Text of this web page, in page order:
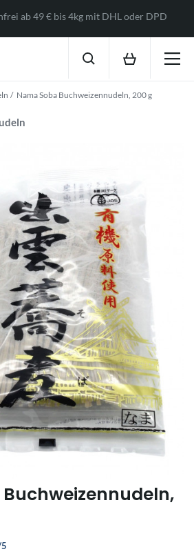
ab 49 € bis 4kg mit DHL oder DPD
Nama Soba Buchweizennudeln, 200 g